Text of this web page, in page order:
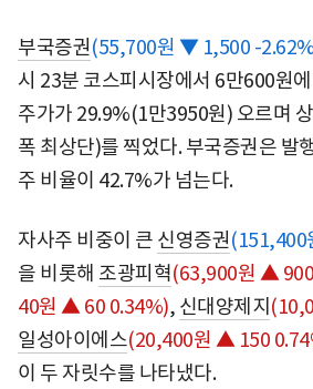
부국증권(55,700원 ▼ 1,500 -
시 23분 코스피시장에서 6만600원
주가가 29.9%(1만3950원) 오르며
폭 최상단)를 찍었다. 부국증권은 발
주 비율이 42.7%가 넘는다.
자사주 비중이 큰 신영증권
을 비롯해 조광피혁(63,900원 ▲
40원 ▲ 60 0.34%), 신대양제지
일성아이에스(20,400원 ▲ 150
이 두 자릿수를 나타냈다.